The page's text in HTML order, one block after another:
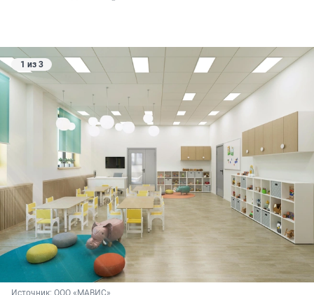
1 из 3
Источник: ООО «МАВИС»